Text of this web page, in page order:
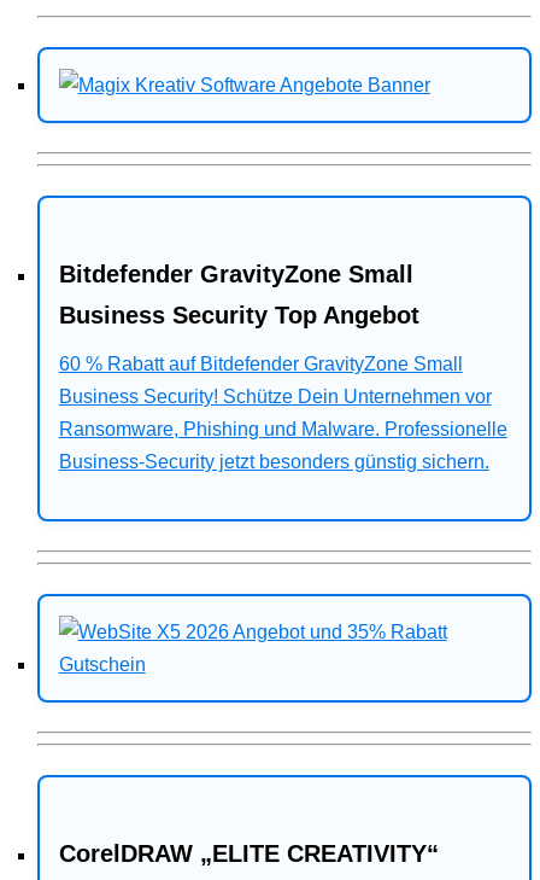
Bitdefender GravityZone Small
Business Security Top Angebot
60 % Rabatt auf Bitdefender GravityZone Small
Business Security! Schütze Dein Unternehmen vor
Ransomware, Phishing und Malware. Professionelle
Business-Security jetzt besonders günstig sichern.
CorelDRAW „ELITE CREATIVITY“